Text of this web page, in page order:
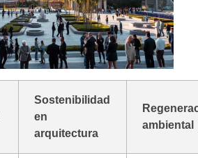
Sostenibilidad
en
arquitectura
ambiental